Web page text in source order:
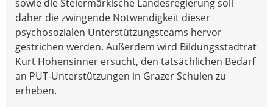
sowie die Steiermärkische Landesregierung soll
daher die zwingende Notwendigkeit dieser
psychosozialen Unterstützungsteams hervor
gestrichen werden. Außerdem wird Bildungsstadtrat
Kurt Hohensinner ersucht, den tatsächlichen Bedarf
an PUT-Unterstützungen in Grazer Schulen zu
erheben.